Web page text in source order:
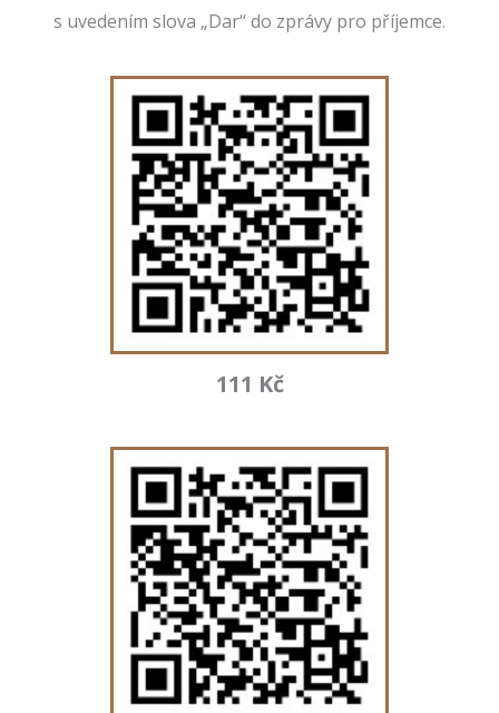
s uvedením slova „Dar“ do zprávy pro příjemce.
111 Kč